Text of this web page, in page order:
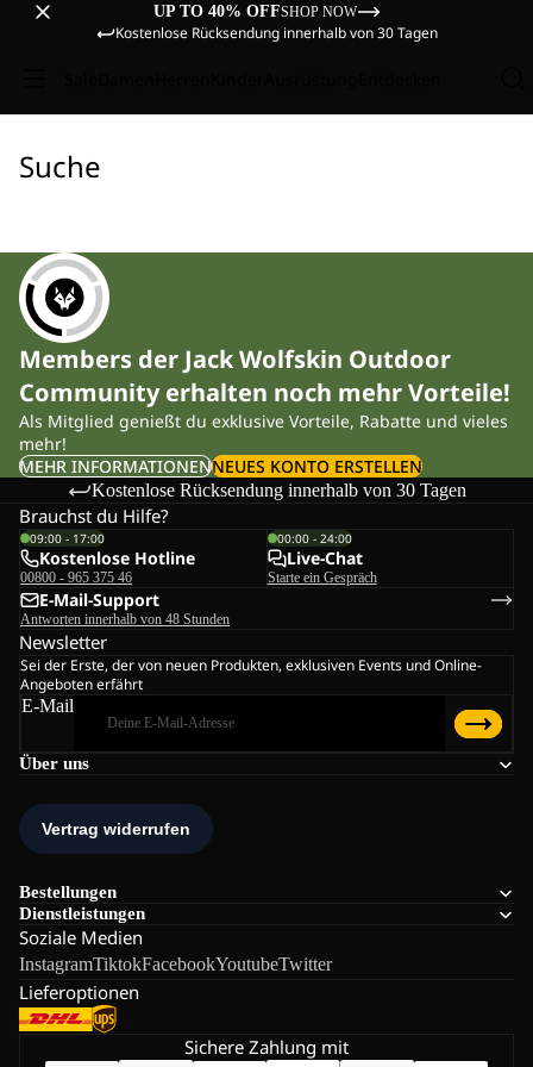
UP TO 40% OFFSHOP NOW
Kostenlose Rücksendung innerhalb von 30 Tagen
Suche
Members der Jack Wolfskin Outdoor
Community erhalten noch mehr Vorteile!
Als Mitglied genießt du exklusive Vorteile, Rabatte und vieles
mehr!
MEHR INFORMATIONENNEUES KONTO ERSTELLEN
Kostenlose Rücksendung innerhalb von 30 Tagen
Über uns
Bestellungen
Dienstleistungen
Soziale Medien
InstagramTiktokFacebookYoutubeTwitter
Lieferoptionen
Brauchst du Hilfe?
09:00 - 17:00
Kostenlose Hotline
00800 - 965 375 46
00:00 - 24:00
Live-Chat
Starte ein Gespräch
E-Mail-Support
Antworten innerhalb von 48 Stunden
Newsletter
Sei der Erste, der von neuen Produkten, exklusiven Events und Online-
Angeboten erfährt
E-Mail
Sichere Zahlung mit